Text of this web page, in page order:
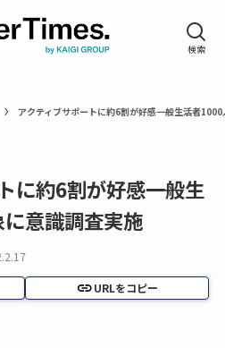
アクティブサポートに約6割が好感――一般生活者
約6割が好感――一般生
意識調査実施
URLをコピー